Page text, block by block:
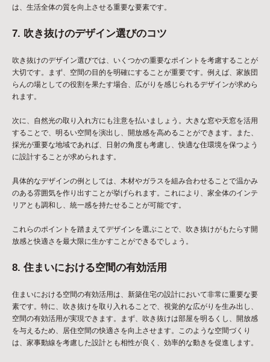
は、生活全体の質を向上させる重要な要素です。
7. 吹き抜けのデザイン選びのコツ
吹き抜けのデザイン選びでは、いくつかの重要なポイントを考慮することが
大切です。まず、空間の目的を明確にすることが重要です。例えば、家族団
らんの場としての役割を果たす場合、広がりを感じられるデザインが求めら
れます。
次に、自然光の取り入れ方にも注意を払いましょう。大きな窓や天窓を活用
することで、明るい空間を演出し、開放感を高めることができます。また、
採光が重要な地域であれば、日射の角度も考慮し、快適な住環境を保つよう
に設計することが求められます。
具体的なデザインの例としては、木材やガラスを組み合わせることで温かみ
のある雰囲気を作り出すことが挙げられます。これにより、家全体のインテ
リアとも調和し、統一感を持たせることが可能です。
これらのポイントを踏まえてデザインを選ぶことで、吹き抜けがもたらす開
放感と快適さを最大限に生かすことができるでしょう。
8. 住まいにおける空間の有効活用
住まいにおける空間の有効活用は、新築住宅の設計において非常に重要な要
素です。特に、吹き抜けを取り入れることで、視覚的な広がりを生み出し、
空間の有効活用が実現できます。まず、吹き抜けは部屋を明るくし、開放感
を与えるため、居住空間の快適さを向上させます。このような空間づくり
は、家事動線を考慮した設計とも相性が良く、効率的な動きを促進します。